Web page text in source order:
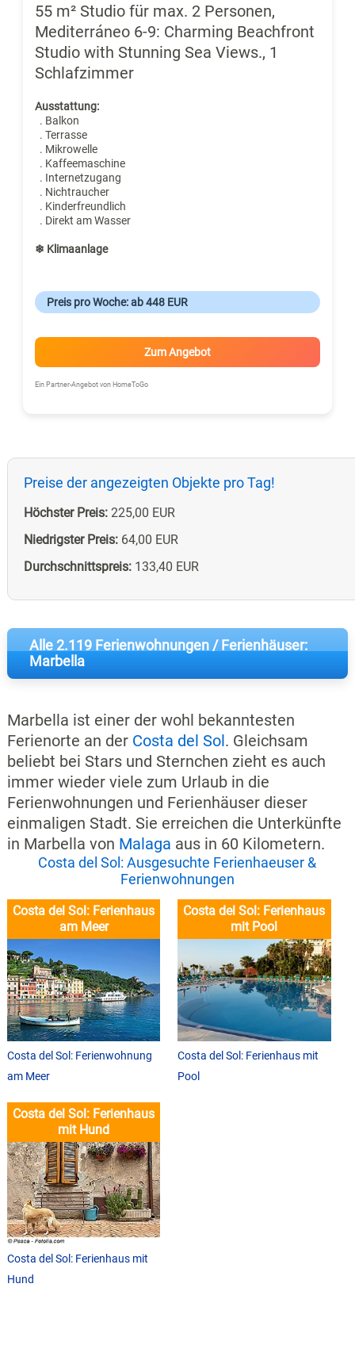
55 m² Studio für max. 2 Personen,
Mediterráneo 6-9: Charming Beachfront
Studio with Stunning Sea Views., 1
Schlafzimmer
Ausstattung:
. Balkon
. Terrasse
. Mikrowelle
. Kaffeemaschine
. Internetzugang
. Nichtraucher
. Kinderfreundlich
. Direkt am Wasser
❄ Klimaanlage
Preis pro Woche: ab 448 EUR
Zum Angebot
Ein Partner-Angebot von HomeToGo
Preise der angezeigten Objekte pro Tag!
Höchster Preis:225,00 EUR
Niedrigster Preis:64,00 EUR
Durchschnittspreis:133,40 EUR
Alle 2.119 Ferienwohnungen / Ferienhäuser:
Marbella
Marbella ist einer der wohl bekanntesten
Ferienorte an der Costa del Sol. Gleichsam
beliebt bei Stars und Sternchen zieht es auch
immer wieder viele zum Urlaub in die
Ferienwohnungen und Ferienhäuser dieser
einmaligen Stadt. Sie erreichen die Unterkünfte
in Marbella von Malaga aus in 60 Kilometern.
Costa del Sol: Ausgesuchte Ferienhaeuser &
Ferienwohnungen
Costa del Sol: Ferienhaus
am Meer
Costa del Sol: Ferienwohnung
am Meer
Costa del Sol: Ferienhaus
mit Pool
Costa del Sol: Ferienhaus mit
Pool
Costa del Sol: Ferienhaus
mit Hund
Costa del Sol: Ferienhaus mit
Hund